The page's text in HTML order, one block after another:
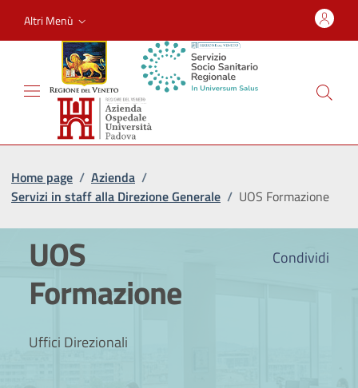
Altri Menù
Home page / Azienda /
Servizi in staff alla Direzione Generale / UOS Formazione
Condividi
UOS
Formazione
Uffici Direzionali